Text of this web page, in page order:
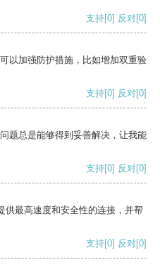
支持[0] 反对[0]
以加强防护措施，比如增加双重验
支持[0] 反对[0]
题总是能够得到妥善解决，让我能
支持[0] 反对[0]
供最高速度和安全性的连接，并帮
支持[0] 反对[0]